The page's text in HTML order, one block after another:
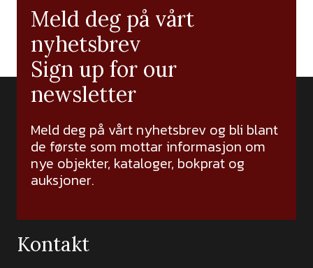
Meld deg på vårt
nyhetsbrev
Sign up for our
newsletter
Meld deg på vårt nyhetsbrev og bli blant
de første som mottar informasjon om
nye objekter, kataloger, bokprat og
auksjoner.
Kontakt